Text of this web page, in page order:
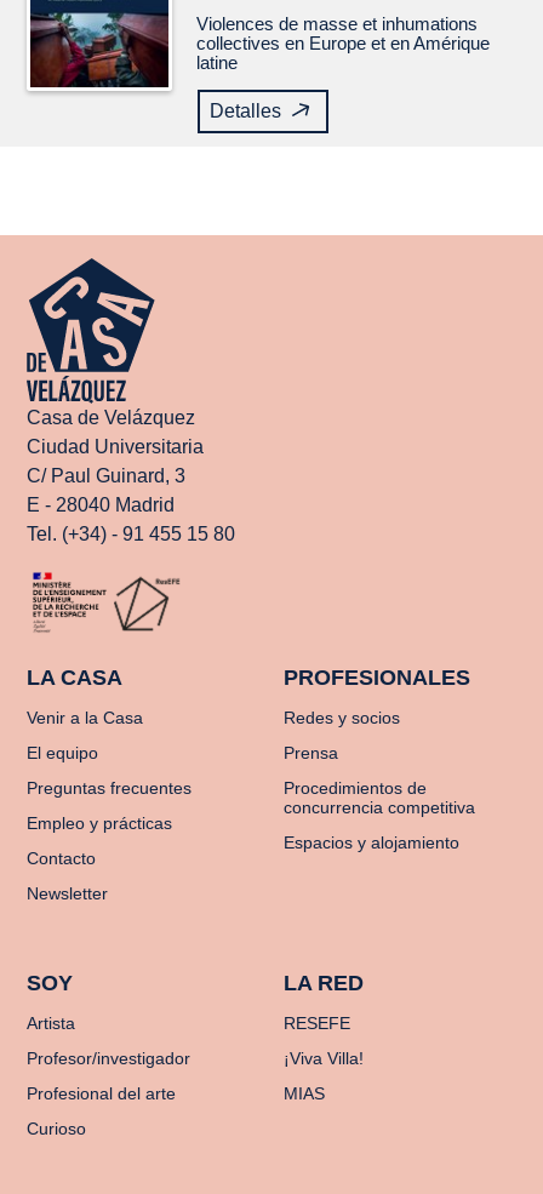
Violences de masse et inhumations
collectives en Europe et en Amérique
latine
Detalles
Casa de Velázquez
Ciudad Universitaria
C/ Paul Guinard, 3
E - 28040 Madrid
Tel. (+34) - 91 455 15 80
LA CASA
Venir a la Casa
El equipo
Preguntas frecuentes
Empleo y prácticas
Contacto
Newsletter
PROFESIONALES
Redes y socios
Prensa
Procedimientos de
concurrencia competitiva
Espacios y alojamiento
SOY
Artista
Profesor/investigador
Profesional del arte
Curioso
LA RED
RESEFE
¡Viva Villa!
MIAS